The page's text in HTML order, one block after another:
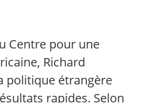
Centre pour une
Richard
politique étrangère
rapides. Selon